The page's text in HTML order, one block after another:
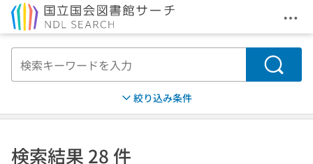
メ
検索
絞り込み条件
検索結果 28 件